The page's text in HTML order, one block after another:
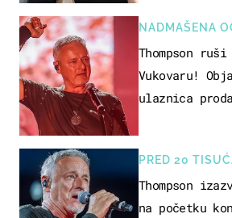
NADMAŠENA
Thompson
Vukovaru!
ulaznica
PRED 20
Thompson
na početku